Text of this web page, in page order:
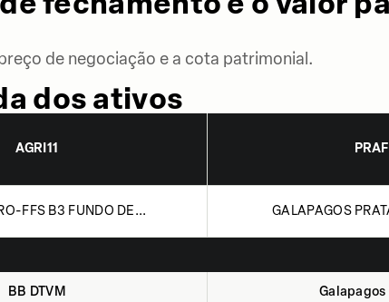
de negociação e a cota patrimonial.
dos ativos
AGRI11
FFS B3 FUNDO DE... GALAPAGOS
BB DTVM Galapagos